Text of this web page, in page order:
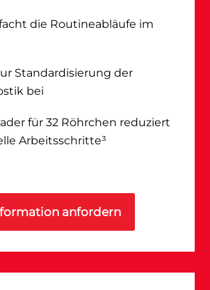
die Routineabläufe im
Standardisierung der
bei
für 32 Röhrchen reduziert
Arbeitsschritte³
anfordern